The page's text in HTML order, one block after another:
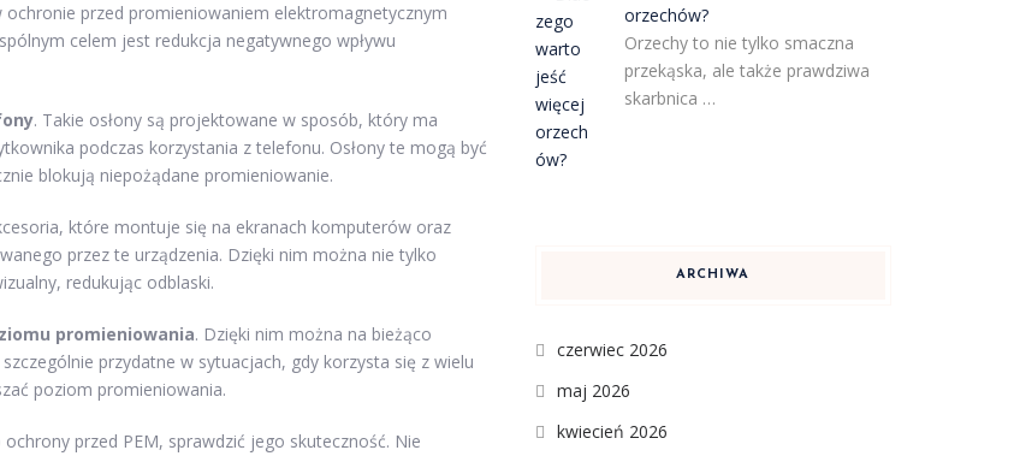
przed promieniowaniem elektromagnetycznym
celem jest redukcja negatywnego wpływu
. Takie osłony są projektowane w sposób, który ma
podczas korzystania z telefonu. Osłony te mogą być
blokują niepożądane promieniowanie.
które montuje się na ekranach komputerów oraz
przez te urządzenia. Dzięki nim można nie tylko
redukując odblaski.
promieniowania. Dzięki nim można na bieżąco
przydatne w sytuacjach, gdy korzysta się z wielu
poziom promieniowania.
przed PEM, sprawdzić jego skuteczność. Nie
orzechów?
Orzechy to nie tylko smaczna
przekąska, ale także prawdziwa
skarbnica …
ARCHIWA
czerwiec 2026
maj 2026
kwiecień 2026